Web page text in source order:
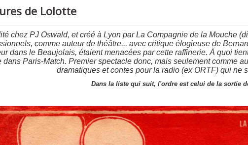
de Lolotte
chez PJ Oswald, et créé à Lyon par La Compagnie de la Mouche
comme auteur de théâtre... avec critique élogieuse de
dans le Beaujolais, étaient menacées par cette raffinerie. À quoi
dans Paris-Match. Premier spectacle donc, mais seulementcomme
dramatiques et contes pour la radio (ex ORTF) qui ne
Dans la liste qui suit, l'ordre est celui de la sortie